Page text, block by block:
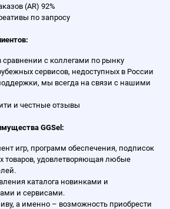
(AR) 92%
по запросу
с коллегами по рынку
сервисов, недоступных в России
мы всегда на связи с нашими
и честные отзывы
GGSel:
игр, программ обеспечения, подписок
товаров, удовлетворяющая любые
каталога новинками и
и сервисами.
а именно – возможность приобрести